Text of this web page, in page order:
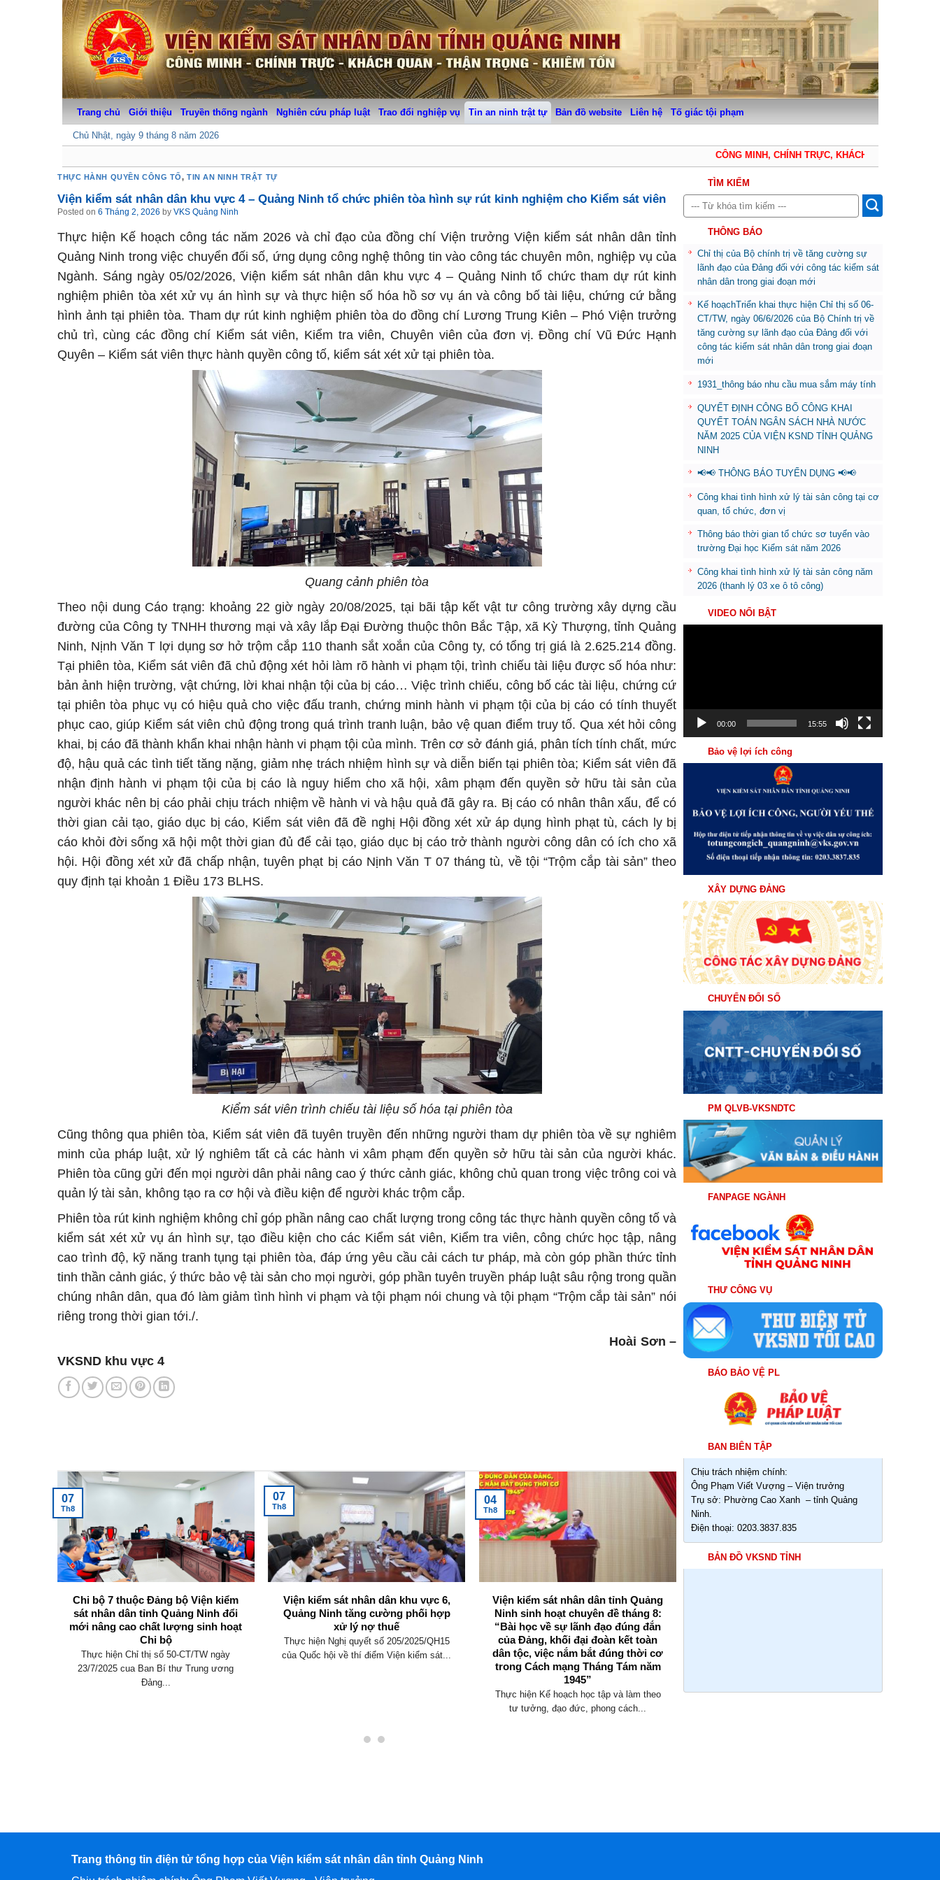
Trang chủ Giới thiệu Truyền thống ngành Nghiên cứu pháp luật Trao đổi nghiệp vụ Tin an ninh trật tự Bản đồ website Liên hệ Tố giác tội phạm
Chủ Nhật, ngày 9 tháng 8 năm 2026
CÔNG MINH, CHÍNH TRỰC, KHÁCH QUAN, THẬN
THỰC HÀNH QUYỀN CÔNG TỐ,TIN AN NINH TRẬT TỰ
Viện kiểm sát nhân dân khu vực 4 – Quảng Ninh tổ chức phiên tòa hình sự rút kinh nghiệm cho Kiểm sát viên
Posted on 6 Tháng 2, 2026 by VKS Quảng Ninh
Thực hiện Kế hoạch công tác năm 2026 và chỉ đạo của đồng chí Viện trưởng Viện kiểm sát nhân dân tỉnh
Quảng Ninh trong việc chuyển đối số, ứng dụng công nghệ thông tin vào công tác chuyên môn, nghiệp vụ của
Ngành. Sáng ngày 05/02/2026, Viện kiểm sát nhân dân khu vực 4 – Quảng Ninh tổ chức tham dự rút kinh
nghiệm phiên tòa xét xử vụ án hình sự và thực hiện số hóa hồ sơ vụ án và công bố tài liệu, chứng cứ bằng
hình ảnh tại phiên tòa. Tham dự rút kinh nghiệm phiên tòa do đồng chí Lương Trung Kiên – Phó Viện trưởng
chủ trì, cùng các đồng chí Kiểm sát viên, Kiểm tra viên, Chuyên viên của đơn vị. Đồng chí Vũ Đức Hạnh
Quyên – Kiểm sát viên thực hành quyền công tố, kiểm sát xét xử tại phiên tòa.
Quang cảnh phiên tòa
Theo nội dung Cáo trạng: khoảng 22 giờ ngày 20/08/2025, tại bãi tập kết vật tư công trường xây dựng cầu
đường của Công ty TNHH thương mại và xây lắp Đại Đường thuộc thôn Bắc Tập, xã Kỳ Thượng, tỉnh Quảng
Ninh, Nịnh Văn T lợi dụng sơ hở trộm cắp 110 thanh sắt xoắn của Công ty, có tổng trị giá là 2.625.214 đồng.
Tại phiên tòa, Kiểm sát viên đã chủ động xét hỏi làm rõ hành vi phạm tội, trình chiếu tài liệu được số hóa như:
bản ảnh hiện trường, vật chứng, lời khai nhận tội của bị cáo… Việc trình chiếu, công bố các tài liệu, chứng cứ
tại phiên tòa phục vụ có hiệu quả cho việc đấu tranh, chứng minh hành vi phạm tội của bị cáo có tính thuyết
phục cao, giúp Kiểm sát viên chủ động trong quá trình tranh luận, bảo vệ quan điểm truy tố. Qua xét hỏi công
khai, bị cáo đã thành khẩn khai nhận hành vi phạm tội của mình. Trên cơ sở đánh giá, phân tích tính chất, mức
độ, hậu quả các tình tiết tăng nặng, giảm nhẹ trách nhiệm hình sự và diễn biến tại phiên tòa; Kiểm sát viên đã
nhận định hành vi phạm tội của bị cáo là nguy hiểm cho xã hội, xâm phạm đến quyền sở hữu tài sản của
người khác nên bị cáo phải chịu trách nhiệm về hành vi và hậu quả đã gây ra. Bị cáo có nhân thân xấu, để có
thời gian cải tạo, giáo dục bị cáo, Kiểm sát viên đã đề nghị Hội đồng xét xử áp dụng hình phạt tù, cách ly bị
cáo khỏi đời sống xã hội một thời gian đủ để cải tạo, giáo dục bị cáo trở thành người công dân có ích cho xã
hội. Hội đồng xét xử đã chấp nhận, tuyên phạt bị cáo Nịnh Văn T 07 tháng tù, về tội “Trộm cắp tài sản” theo
quy định tại khoản 1 Điều 173 BLHS.
Kiểm sát viên trình chiếu tài liệu số hóa tại phiên tòa
Cũng thông qua phiên tòa, Kiểm sát viên đã tuyên truyền đến những người tham dự phiên tòa về sự nghiêm
minh của pháp luật, xử lý nghiêm tất cả các hành vi xâm phạm đến quyền sở hữu tài sản của người khác.
Phiên tòa cũng gửi đến mọi người dân phải nâng cao ý thức cảnh giác, không chủ quan trong việc trông coi và
quản lý tài sản, không tạo ra cơ hội và điều kiện để người khác trộm cắp.
Phiên tòa rút kinh nghiệm không chỉ góp phần nâng cao chất lượng trong công tác thực hành quyền công tố và
kiểm sát xét xử vụ án hình sự, tạo điều kiện cho các Kiểm sát viên, Kiểm tra viên, công chức học tập, nâng
cao trình độ, kỹ năng tranh tụng tại phiên tòa, đáp ứng yêu cầu cải cách tư pháp, mà còn góp phần thức tỉnh
tinh thần cảnh giác, ý thức bảo vệ tài sản cho mọi người, góp phần tuyên truyền pháp luật sâu rộng trong quần
chúng nhân dân, qua đó làm giảm tình hình vi phạm và tội phạm nói chung và tội phạm “Trộm cắp tài sản” nói
riêng trong thời gian tới./.
Hoài Sơn –
VKSND khu vực 4
Chi bộ 7 thuộc Đảng bộ Viện kiểm
sát nhân dân tỉnh Quảng Ninh đổi
mới nâng cao chất lượng sinh hoạt
Chi bộ
Thực hiện Chỉ thị số 50-CT/TW ngày
23/7/2025 cua Ban Bí thư Trung ương
Đảng...
07
Th8
Viện kiểm sát nhân dân khu vực 6,
Quảng Ninh tăng cường phối hợp
xử lý nợ thuế
Thực hiện Nghị quyết số 205/2025/QH15
của Quốc hội về thí điểm Viện kiểm sát...
07
Th8
Viện kiểm sát nhân dân tỉnh Quảng
Ninh sinh hoạt chuyên đề tháng 8:
“Bài học về sự lãnh đạo đúng đắn
của Đảng, khối đại đoàn kết toàn
dân tộc, việc nắm bắt đúng thời cơ
trong Cách mạng Tháng Tám năm
1945”
Thực hiện Kế hoạch học tập và làm theo
tư tưởng, đạo đức, phong cách...
04
Th8
04
Th8
TÌM KIẾM
THÔNG BÁO
Chỉ thị của Bộ chính trị về tăng cường sự
lãnh đạo của Đảng đối với công tác kiểm sát
nhân dân trong giai đoạn mới
Kế hoạchTriển khai thực hiện Chỉ thị số 06-
CT/TW, ngày 06/6/2026 của Bộ Chính trị về
tăng cường sự lãnh đạo của Đảng đối với
công tác kiểm sát nhân dân trong giai đoạn
mới
1931_thông báo nhu cầu mua sắm máy tính
QUYẾT ĐỊNH CÔNG BỐ CÔNG KHAI
QUYẾT TOÁN NGÂN SÁCH NHÀ NƯỚC
NĂM 2025 CỦA VIỆN KSND TỈNH QUẢNG
NINH
📢📢 THÔNG BÁO TUYỂN DỤNG 📢📢
Công khai tình hình xử lý tài sản công tại cơ
quan, tổ chức, đơn vị
Thông báo thời gian tổ chức sơ tuyển vào
trường Đại học Kiểm sát năm 2026
Công khai tình hình xử lý tài sản công năm
2026 (thanh lý 03 xe ô tô công)
VIDEO NỔI BẬT
00:00 15:55
Bảo vệ lợi ích công
XÂY DỰNG ĐẢNG
CHUYỂN ĐỔI SỐ
PM QLVB-VKSNDTC
FANPAGE NGÀNH
THƯ CÔNG VỤ
BÁO BẢO VỆ PL
BAN BIÊN TẬP
Chịu trách nhiệm chính:
Ông Phạm Viết Vượng – Viện trưởng
Trụ sở: Phường Cao Xanh – tỉnh Quảng
Ninh.
Điện thoại: 0203.3837.835
BẢN ĐỒ VKSND TỈNH
Trang thông tin điện tử tổng hợp của Viện kiểm sát nhân dân tỉnh Quảng Ninh